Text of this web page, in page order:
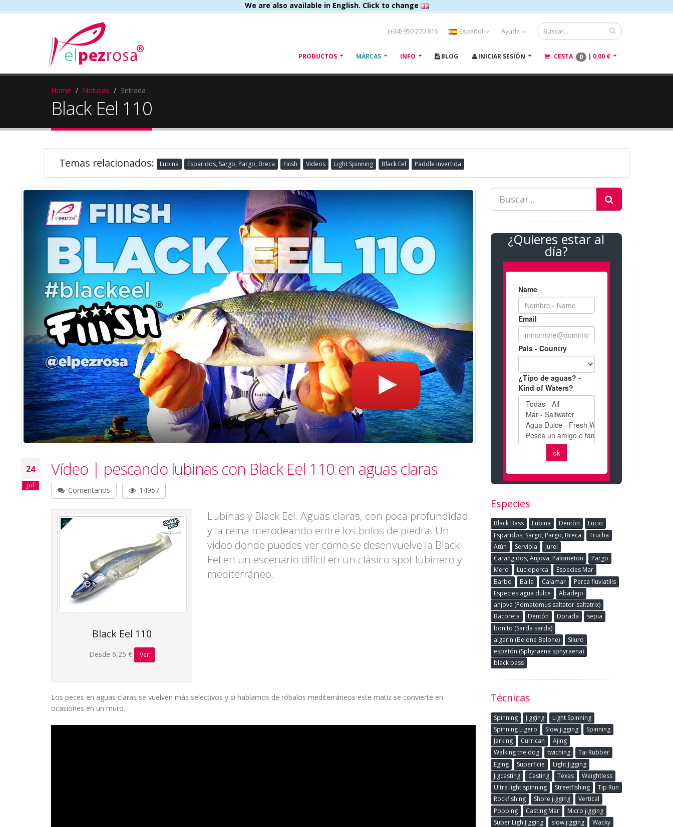
We are also available in English. Click to change
(+34) 950 270 816 Español Ayuda
PRODUCTOS MARCAS INFO BLOG INICIAR SESIÓN CESTA 0 | 0,00 €
Home Noticias Entrada
Black Eel 110
Temas relacionados: Lubina Esparidos, Sargo, Pargo, Breca Fiiish Videos Light Spinning Black Eel Paddle invertida
24
jul
Vídeo | pescando lubinas con Black Eel 110 en aguas claras
Comentarios 14957
Black Eel 110
Desde 6,25 € Ver
Lubinas y Black Eel. Aguas claras, con poca profundidad
y la reina merodeando entre los bolos de piedra. Un
video donde puedes ver como se desenvuelve la Black
Eel en un escenario difícil en un clásico spot lubinero y
mediterráneo.
Los peces en aguas claras se vuelven más selectivos y si hablamos de róbalos mediterráneos este matiz se convierte en
ocasiones en un muro.
¿Quieres estar al
día?
Especies
Black Bass Lubina Dentòn
Lucio
Esparidos, Sargo, Pargo, Breca
Trucha
Atún
Serviola
Jurel
Carangidos, Anjova, Palometon
Pargo
Mero
Lucioperca
Especies Mar
Barbo
Baila Calamar
Perca fluviatilis
Especies agua dulce
Abadejo
anjova (Pomatomus saltator-saltatrix)
Bacoreta
Dentón Dorada
sepia
bonito (Sarda sarda)
algarín (Belone Belone)
Siluro
espetón (Sphyraena sphyraena)
black bass
Técnicas
Spinning Jigging
Light Spinning
Spinning Ligero
Slow jigging
Spinning
Jerking
Currican
Ajing
Walking the dog
twiching
Tai Rubber
Eging
Superficie
Light Jigging
Jigcasting
Casting Texas
Weightless
Ultra light spinning
Streetfishing
Tip Run
Rockfishing
Shore jigging
Vertical
Popping
Casting Mar
Micro jigging
Super Ligh Jigging
slow jigging
Wacky